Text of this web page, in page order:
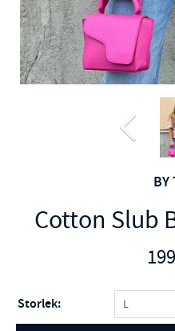
BY
Cotton Slub
Storlek: